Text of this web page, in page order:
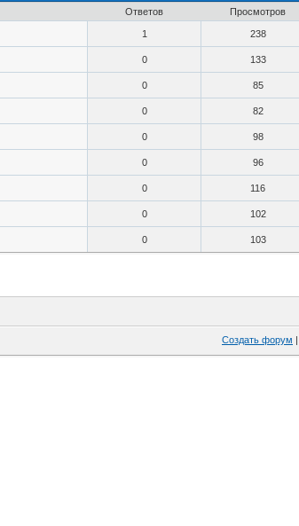
Ответов Просмотров
1 238
0 133
0 85
0 82
0 98
0 96
0 116
0 102
0 103
Создать форум